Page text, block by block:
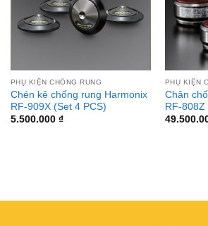
PHỤ KIỆN CHỐNG RUNG
Chén kê chống rung Harmonix
RF-909X (Set 4 PCS)
5.500.000 ₫
PHỤ KIỆN
Chân
RF-808Z